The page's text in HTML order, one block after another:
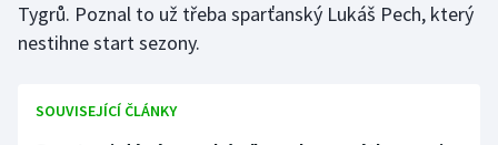
Tygrů. Poznal to už třeba sparťanský Lukáš Pech, který
nestihne start sezony.
SOUVISEJÍCÍ ČLÁNKY